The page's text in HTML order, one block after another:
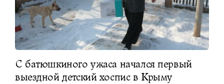
С батюшкиного ужаса начался первый
выездной детский хоспис в Крыму